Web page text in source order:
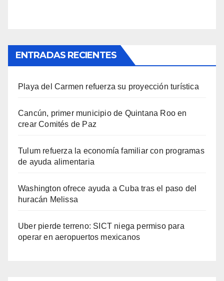
ENTRADAS RECIENTES
Playa del Carmen refuerza su proyección turística
Cancún, primer municipio de Quintana Roo en
crear Comités de Paz
Tulum refuerza la economía familiar con programas
de ayuda alimentaria
Washington ofrece ayuda a Cuba tras el paso del
huracán Melissa
Uber pierde terreno: SICT niega permiso para
operar en aeropuertos mexicanos